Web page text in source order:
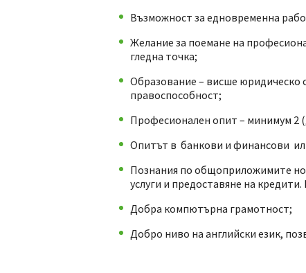
Възможност за едновременна
Желание за поемане на
гледна точка;
Образование – висше юридическо
правоспособност;
Професионален опит – минимум 2
Опитът в банкови и финансови
Познания по общоприложимите
услуги и предоставяне на
Добра компютърна грамотност;
Добро ниво на английски език,